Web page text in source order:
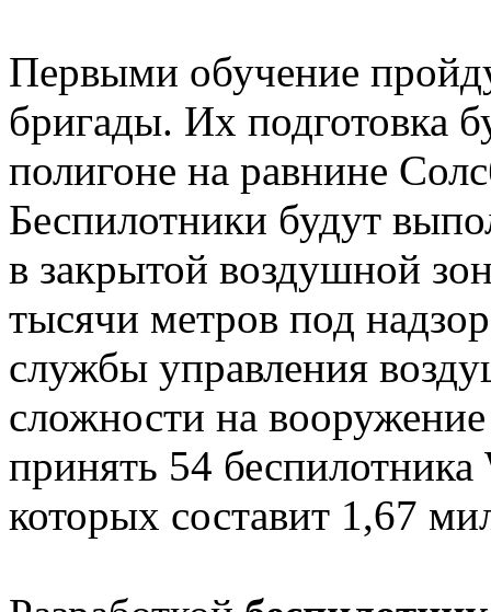
Первыми обучение
бригады. Их подготовка
полигоне на равнине
Беспилотники будут
в закрытой воздушной
тысячи метров под
службы управления
сложности на
принять 54 беспилотника
которых составит 1,67